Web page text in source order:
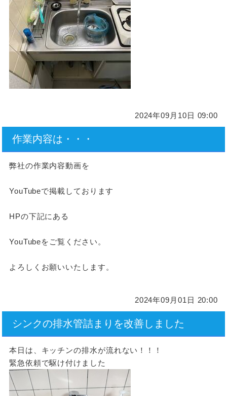
2024年09月10日 09:00
作業内容は・・・
弊社の作業内容動画を
YouTubeで掲載しております
HPの下記にある
YouTubeをご覧ください。
よろしくお願いいたします。
2024年09月01日 20:00
シンクの排水管詰まりを改善しました
本日は、キッチンの排水が流れない！！！
緊急依頼で駆け付けました